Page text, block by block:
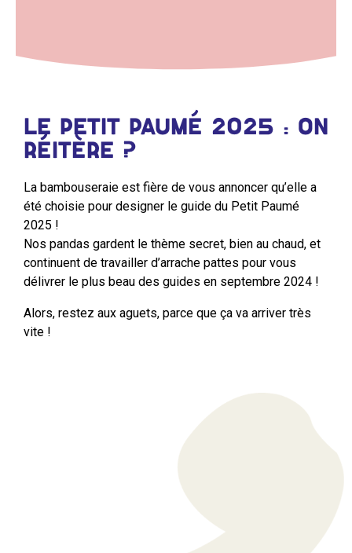
LE PETIT PAUMÉ 2025 : ON
RÉITÈRE ?
La bambouseraie est fière de vous annoncer qu’elle a
été choisie pour designer le guide du Petit Paumé
2025 !
Nos pandas gardent le thème secret, bien au chaud, et
continuent de travailler d’arrache pattes pour vous
délivrer le plus beau des guides en septembre 2024 !
Alors, restez aux aguets, parce que ça va arriver très
vite !